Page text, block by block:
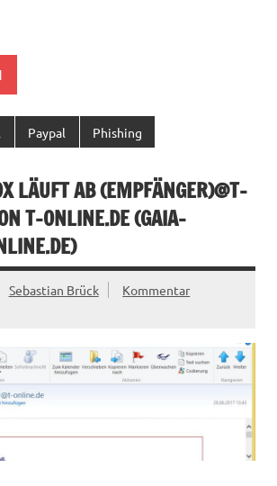
Paypal Phishing
LÄUFT AB (EMPFÄNGER)@T-
T-ONLINE.DE (GAIA-
)
Sebastian Brück
Kommentar